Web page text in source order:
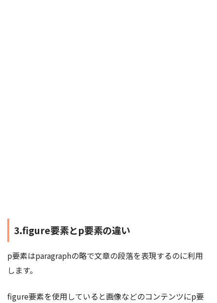
3.figure要素とp要素の違い
p要素はparagraphの略で文章の段落を表現するのに利用
します。
figure要素を使用していると画像などのコンテンツにp要